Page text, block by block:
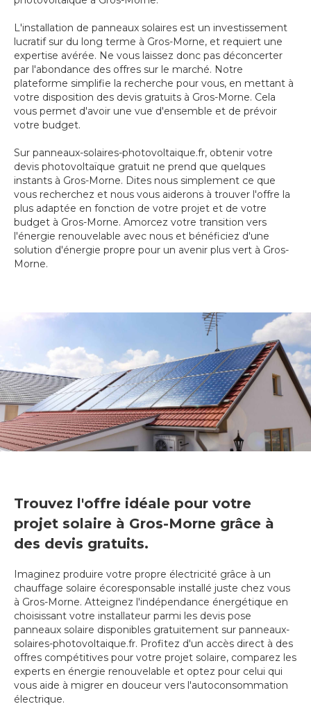
L'installation de panneaux solaires est un investissement
lucratif sur du long terme à Gros-Morne, et requiert une
expertise avérée. Ne vous laissez donc pas déconcerter
par l'abondance des offres sur le marché. Notre
plateforme simplifie la recherche pour vous, en mettant à
votre disposition des devis gratuits à Gros-Morne. Cela
vous permet d'avoir une vue d'ensemble et de prévoir
votre budget.
Sur panneaux-solaires-photovoltaique.fr, obtenir votre
devis photovoltaïque gratuit ne prend que quelques
instants à Gros-Morne. Dites nous simplement ce que
vous recherchez et nous vous aiderons à trouver l'offre la
plus adaptée en fonction de votre projet et de votre
budget à Gros-Morne. Amorcez votre transition vers
l'énergie renouvelable avec nous et bénéficiez d'une
solution d'énergie propre pour un avenir plus vert à Gros-
Morne.
Trouvez l'offre idéale pour votre
projet solaire à Gros-Morne grâce à
des devis gratuits.
Imaginez produire votre propre électricité grâce à un
chauffage solaire écoresponsable installé juste chez vous
à Gros-Morne. Atteignez l'indépendance énergétique en
choisissant votre installateur parmi les devis pose
panneaux solaire disponibles gratuitement sur panneaux-
solaires-photovoltaique.fr. Profitez d'un accès direct à des
offres compétitives pour votre projet solaire, comparez les
experts en énergie renouvelable et optez pour celui qui
vous aide à migrer en douceur vers l'autoconsommation
électrique.